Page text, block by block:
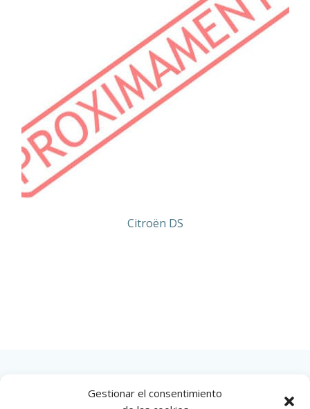
Gestionar el consentimiento
Citroën DS
INICIO